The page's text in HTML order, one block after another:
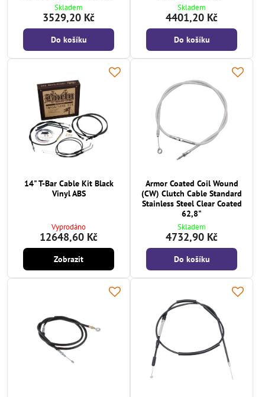
Skladem
3529,20 Kč
Do košíku
Skladem
4401,20 Kč
Do košíku
14" T-Bar Cable Kit Black
Vinyl ABS
Vyprodáno
12648,60 Kč
Zobrazit
Armor Coated Coil Wound
(CW) Clutch Cable Standard
Stainless Steel Clear Coated
62,8"
Skladem
4732,90 Kč
Do košíku